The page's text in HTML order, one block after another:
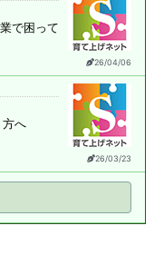
26/04/06
で困って
26/03/23
方へ